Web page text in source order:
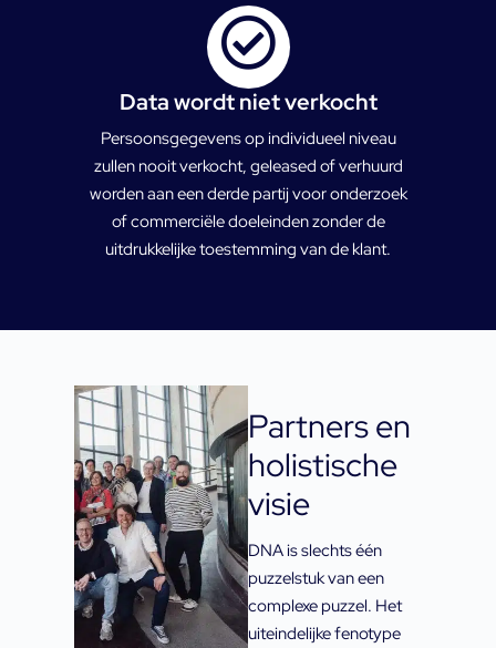
Data wordt niet verkocht
Persoonsgegevens op individueel niveau
zullen nooit verkocht, geleased of verhuurd
worden aan een derde partij voor onderzoek
of commerciële doeleinden zonder de
uitdrukkelijke toestemming van de klant.
Partners en
holistische
visie
DNA is slechts één
puzzelstuk van een
complexe puzzel. Het
uiteindelijke fenotype